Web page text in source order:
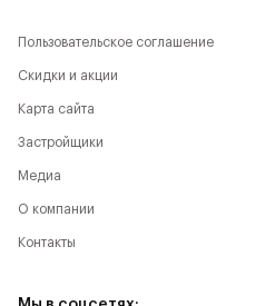
Пользовательское соглашение
Скидки и акции
Карта сайта
Застройщики
Медиа
О компании
Контакты